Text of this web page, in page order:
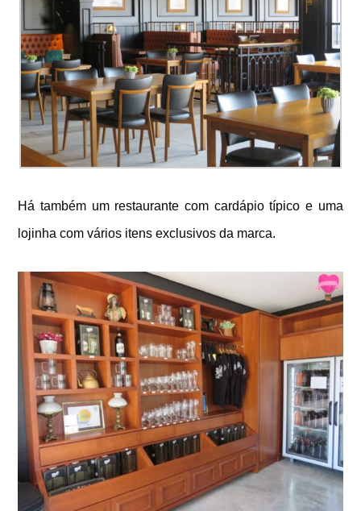
Há também um restaurante com cardápio típico e uma
lojinha com vários itens exclusivos da marca.